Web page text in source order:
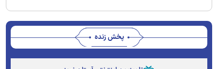
پخش زنده